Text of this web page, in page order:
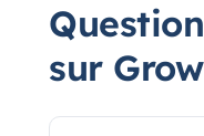
sur